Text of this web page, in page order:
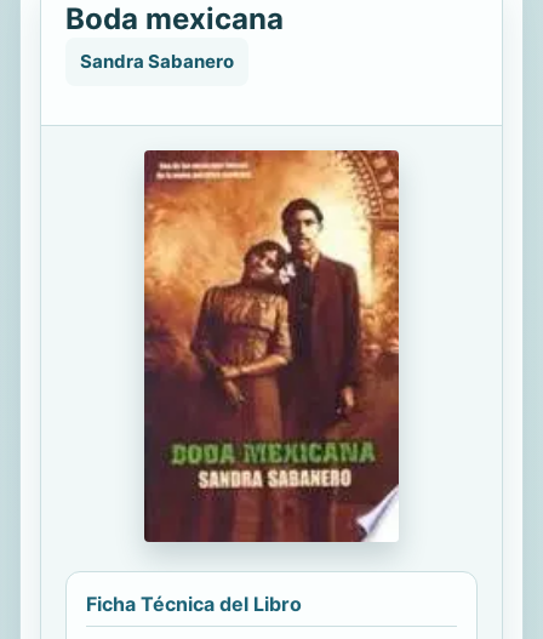
Boda mexicana
Sandra Sabanero
Ficha Técnica del Libro